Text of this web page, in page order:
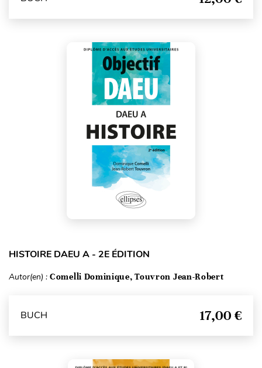
HISTOIRE DAEU A - 2E ÉDITION
Autor(en) : Comelli Dominique, Touvron Jean-Robert
BUCH 17,00 €